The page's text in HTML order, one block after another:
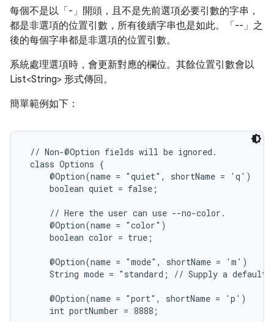
每個不是以「-」開頭，且不是先前選項必要引數的字串，
都是非選項的位置引數，所有後續字串也是如此。「--」之
後的每個字串都是非選項的位置引數。
系統處理選項時，會更新對應的欄位。其餘位置引數會以
List<String> 形式傳回。
簡單範例如下：
// Non-@Option fields will be ignored.
class Options {
     @Option(name = "quiet", shortName = 'q')
     boolean quiet = false;
     // Here the user can use --no-color.
     @Option(name = "color")
     boolean color = true;
     @Option(name = "mode", shortName = 'm')
String mode = "standard; // Supply a default
     @Option(name = "port", shortName = 'p')
     int portNumber = 8888;